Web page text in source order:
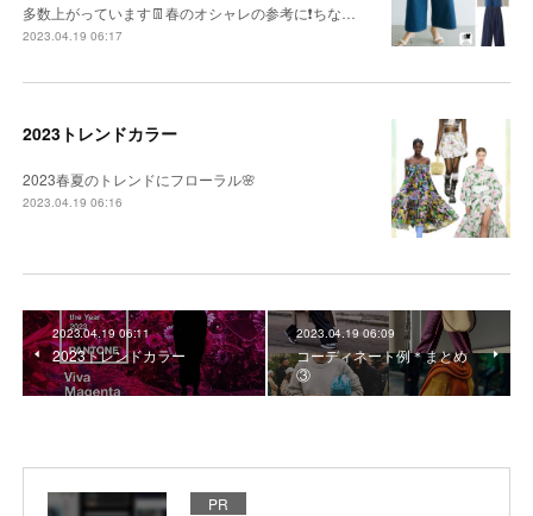
多数上がっています👖春のオシャレの参考に❗️ちな…
2023.04.19 06:17
2023トレンドカラー
2023春夏のトレンドにフローラル🌸
2023.04.19 06:16
2023.04.19 06:11
2023トレンドカラー
2023.04.19 06:09
コーディネート例＊まとめ
③
PR